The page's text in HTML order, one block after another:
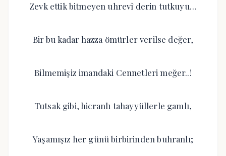
Zevk ettik bitmeyen uhrevî derin tutkuyu…
Bir bu kadar hazza ömürler verilse değer,
Bilmemişiz imandaki Cennetleri meğer..!
Tutsak gibi, hicranlı tahayyüllerle gamlı,
Yaşamışız her günü birbirinden buhranlı;